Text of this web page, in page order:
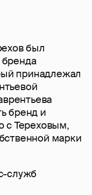
был
принадлежал
бренд и
с Тереховым,
марки
служб